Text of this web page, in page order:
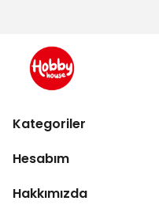
Kategoriler
Hesabım
Hakkımızda